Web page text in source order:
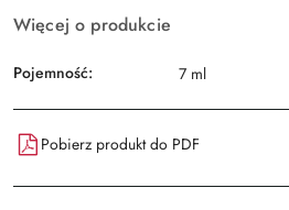
Więcej o produkcie
Pojemność: 7 ml
Pobierz produkt do PDF